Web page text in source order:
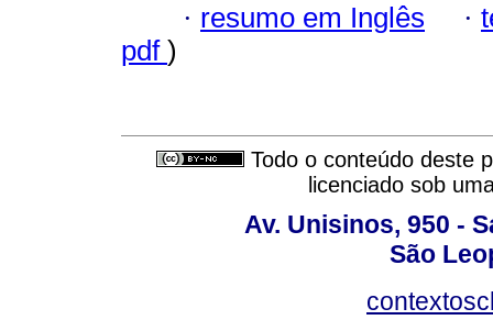
· resumo em Inglês ·
pdf )
Todo o conteúdo deste
licenciado sob
Av. Unisinos, 950 -
São